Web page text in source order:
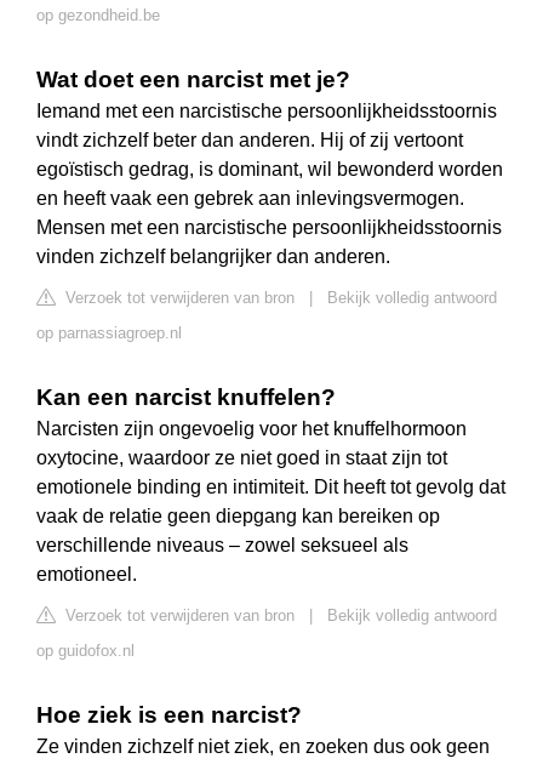
op gezondheid.be
Wat doet een narcist met je?
Iemand met een narcistische persoonlijkheidsstoornis
vindt zichzelf beter dan anderen. Hij of zij vertoont
egoïstisch gedrag, is dominant, wil bewonderd worden
en heeft vaak een gebrek aan inlevingsvermogen.
Mensen met een narcistische persoonlijkheidsstoornis
vinden zichzelf belangrijker dan anderen.
Verzoek tot verwijderen van bron
Bekijk volledig antwoord
op parnassiagroep.nl
Kan een narcist knuffelen?
Narcisten zijn ongevoelig voor het knuffelhormoon
oxytocine, waardoor ze niet goed in staat zijn tot
emotionele binding en intimiteit. Dit heeft tot gevolg dat
vaak de relatie geen diepgang kan bereiken op
verschillende niveaus – zowel seksueel als
emotioneel.
Verzoek tot verwijderen van bron
Bekijk volledig antwoord
op guidofox.nl
Hoe ziek is een narcist?
Ze vinden zichzelf niet ziek, en zoeken dus ook geen